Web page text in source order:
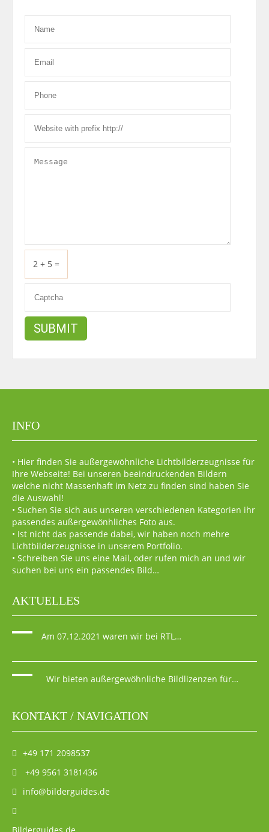
2 + 5 =
INFO
• Hier finden Sie außergewöhnliche Lichtbilderzeugnisse für
Ihre Webseite! Bei unseren beeindruckenden Bildern
welche nicht Massenhaft im Netz zu finden sind haben Sie
die Auswahl!
• Suchen Sie sich aus unseren verschiedenen Kategorien ihr
passendes außergewönhliches Foto aus.
• Ist nicht das passende dabei, wir haben noch mehre
Lichtbilderzeugnisse in unserem Portfolio.
• Schreiben Sie uns eine Mail, oder rufen mich an und wir
suchen bei uns ein passendes Bild…
AKTUELLES
Am 07.12.2021 waren wir bei RTL…
Wir bieten außergewöhnliche Bildlizenzen für…
KONTAKT / NAVIGATION
+49 171 2098537
+49 9561 3181436
info@bilderguides.de